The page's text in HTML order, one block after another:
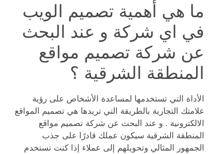
ما هي أهمية تصميم الويب
في اي شركة و عند البحث
عن شركة تصميم مواقع
المنطقة الشرقية ؟
الأداة التي تستخدمها لمساعدة الأشخاص على رؤية
علامتك التجارية بالطريقة التي تريدها هي تصميم المواقع
الالكترونية . و عند البحث عن شركة تصميم مواقع
المنطقة الشرقية سيكون عملك قادرًا على جذب
الجمهور المثالي وتحويلهم إلى عملاء إذا كنت تستخدم